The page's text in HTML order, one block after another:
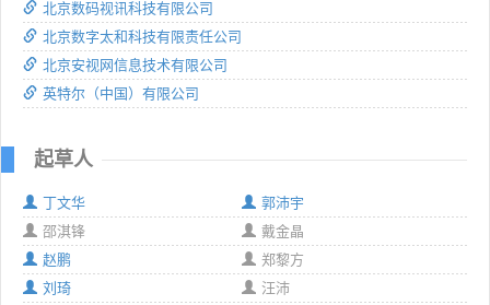
北京数码视讯科技有限公司
北京数字太和科技有限责任公司
北京安视网信息技术有限公司
英特尔（中国）有限公司
起草人
丁文华
郭沛宇
邵淇锋
戴金晶
赵鹏
郑黎方
刘琦
汪沛